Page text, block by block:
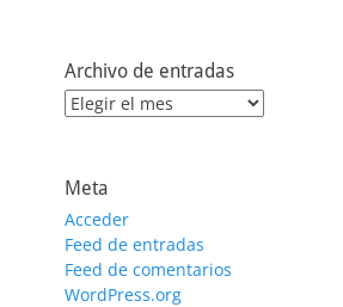
Archivo de entradas
Archivo
Meta
Acceder
Feed de entradas
Feed de comentarios
WordPress.org